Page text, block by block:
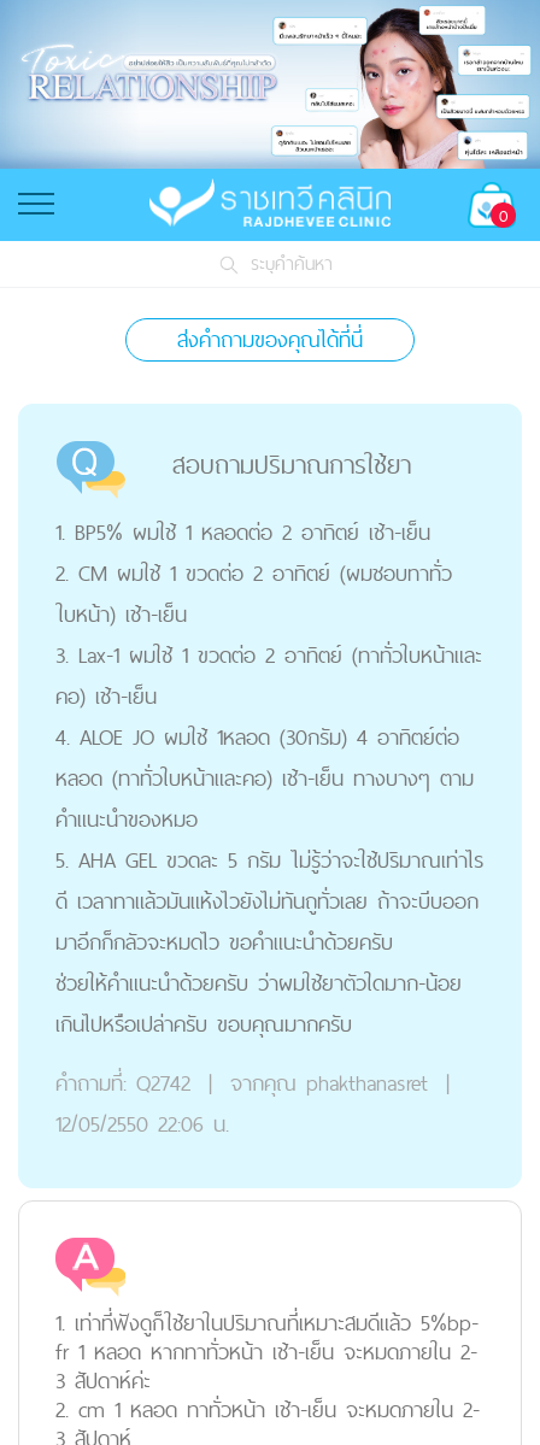
0
ระบุคำค้นหา
ส่งคำถามของคุณได้ที่นี่
สอบถามปริมาณการใช้ยา
1. BP5% ผมใช้ 1 หลอดต่อ 2 อาทิตย์ เช้า-เย็น
2. CM ผมใช้ 1 ขวดต่อ 2 อาทิตย์ (ผมชอบทาทั่ว
ใบหน้า) เช้า-เย็น
3. Lax-1 ผมใช้ 1 ขวดต่อ 2 อาทิตย์ (ทาทั่วใบหน้าและ
คอ) เช้า-เย็น
4. ALOE JO ผมใช้ 1หลอด (30กรัม) 4 อาทิตย์ต่อ
หลอด (ทาทั่วใบหน้าและคอ) เช้า-เย็น ทางบางๆ ตาม
คำแนะนำของหมอ
5. AHA GEL ขวดละ 5 กรัม ไม่รู้ว่าจะใช้ปริมาณเท่าไร
ดี เวลาทาแล้วมันแห้งไวยังไม่ทันถูทั่วเลย ถ้าจะบีบออก
มาอีกก็กลัวจะหมดไว ขอคำแนะนำด้วยครับ
ช่วยให้คำแนะนำด้วยครับ ว่าผมใช้ยาตัวใดมาก-น้อย
เกินไปหรือเปล่าครับ ขอบคุณมากครับ
คำถามที่: Q2742 | จากคุณ phakthanasret |
12/05/2550 22:06 น.
1. เท่าที่ฟังดูก็ใช้ยาในปริมาณที่เหมาะสมดีแล้ว 5%bp-
fr 1 หลอด หากทาทั่วหน้า เช้า-เย็น จะหมดภายใน 2-
3 สัปดาห์ค่ะ
2. cm 1 หลอด ทาทั่วหน้า เช้า-เย็น จะหมดภายใน 2-